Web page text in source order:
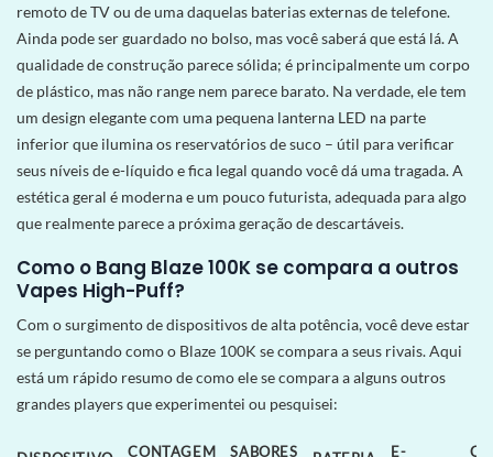
remoto de TV ou de uma daquelas baterias externas de telefone.
Ainda pode ser guardado no bolso, mas você saberá que está lá. A
qualidade de construção parece sólida; é principalmente um corpo
de plástico, mas não range nem parece barato. Na verdade, ele tem
um design elegante com uma pequena lanterna LED na parte
inferior que ilumina os reservatórios de suco – útil para verificar
seus níveis de e-líquido e fica legal quando você dá uma tragada. A
estética geral é moderna e um pouco futurista, adequada para algo
que realmente parece a próxima geração de descartáveis.
Como o Bang Blaze 100K se compara a outros
Vapes High-Puff?
Com o surgimento de dispositivos de alta potência, você deve estar
se perguntando como o Blaze 100K se compara a seus rivais. Aqui
está um rápido resumo de como ele se compara a alguns outros
grandes players que experimentei ou pesquisei:
CONTAGEM
SABORES
E-